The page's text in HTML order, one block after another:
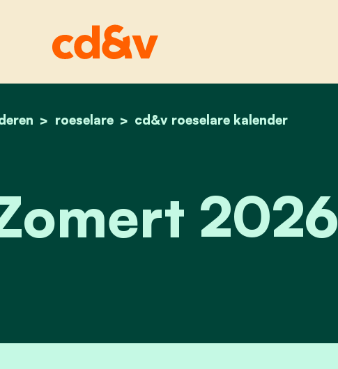
home
roeselare cd&v roeselare kalender
kris zomert 2026
2026